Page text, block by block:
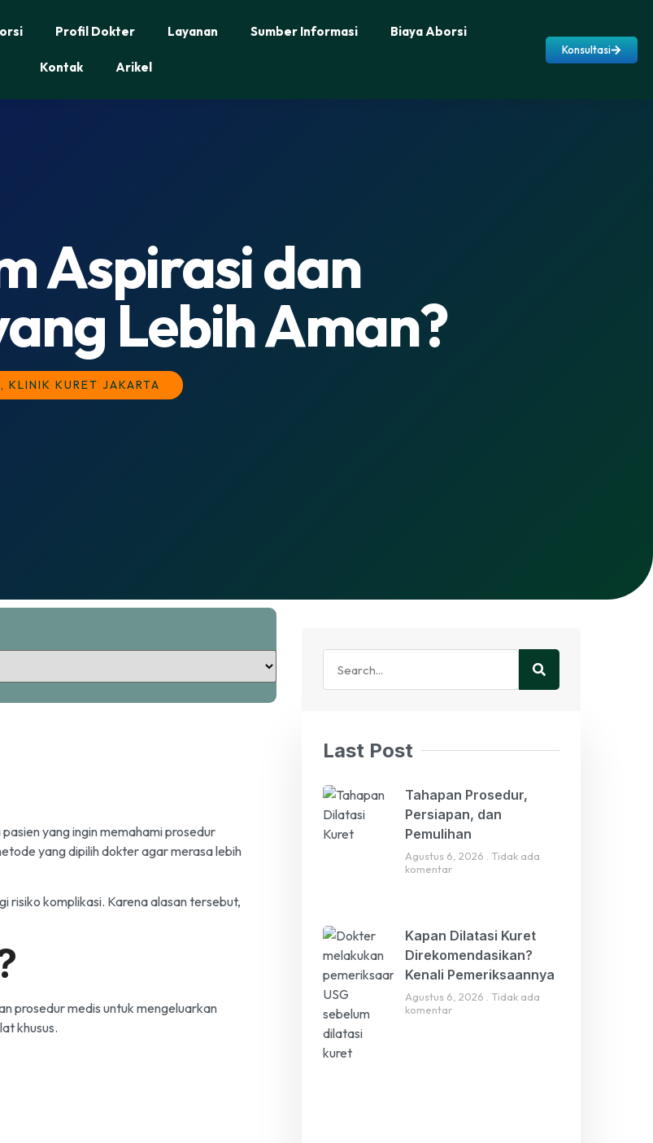
Profil Dokter Layanan Sumber Informasi Biaya Aborsi
Kontak Arikel
Konsultasi
Aspirasi dan
Lebih Aman?
, KLINIK KURET JAKARTA
yang ingin memahami prosedur
yang dipilih dokter agar merasa lebih
risiko komplikasi. Karena alasan tersebut,
prosedur medis untuk mengeluarkan
khusus.
Last Post
Tahapan Prosedur,
Persiapan, dan
Pemulihan
Agustus 6, 2026
Tidak ada
komentar
Kapan Dilatasi Kuret
Direkomendasikan?
Kenali Pemeriksaannya
Agustus 6, 2026
Tidak ada
komentar